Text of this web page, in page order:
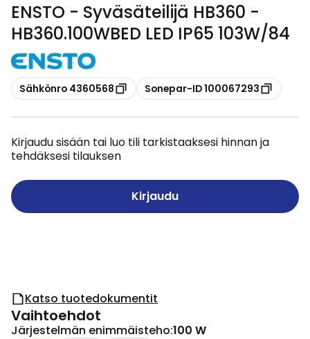
ENSTO - Syväsäteilijä HB360 -
HB360.100WBED LED IP65 103W/84
Kopioi
Sähkönro 4360568 Kopioi
Sonepar-ID 100067293
Kirjaudu sisään tai luo tili tarkistaaksesi hinnan ja
tehdäksesi tilauksen
Kirjaudu
Katso tuotedokumentit
Vaihtoehdot
Järjestelmän enimmäisteho:100 W